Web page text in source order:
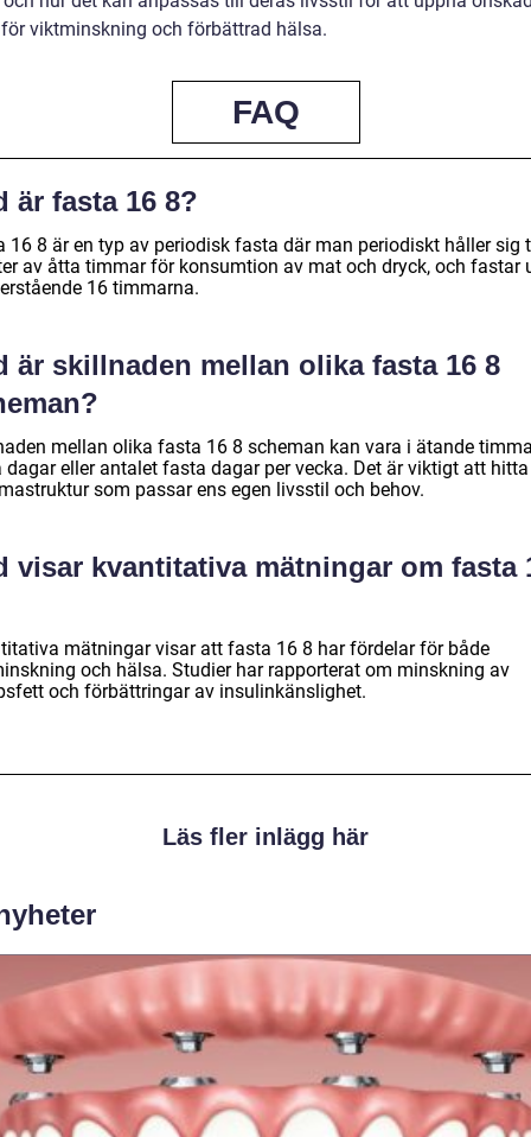
viktminskning och förbättrad hälsa.
FAQ
är fasta 16 8?
16 8 är en typ av periodisk fasta där man periodiskt håller sig
av åtta timmar för konsumtion av mat och dryck, och fastar
16 timmarna.
är skillnaden mellan olika fasta 16 8
mellan olika fasta 16 8 scheman kan vara i ätande
dagar eller antalet fasta dagar per vecka. Det är viktigt att
som passar ens egen livsstil och behov.
visar kvantitativa mätningar om fasta
mätningar visar att fasta 16 8 har fördelar för både
och hälsa. Studier har rapporterat om minskning av
och förbättringar av insulinkänslighet.
Läs fler inlägg här